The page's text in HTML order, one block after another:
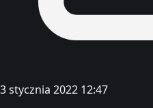
3 stycznia 2022 12:47